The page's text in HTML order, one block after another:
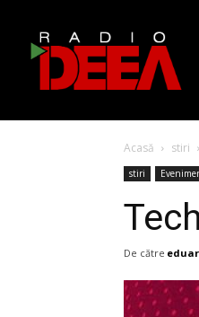
Acasă stiri
stiri
De către